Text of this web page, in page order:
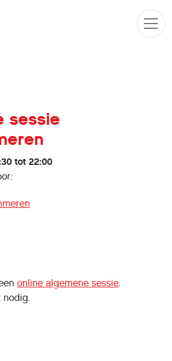
sessie
tot 22:00
online algemene sessie.
nodig.